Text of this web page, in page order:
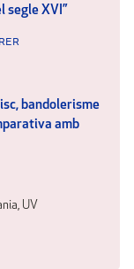
segle XVI”
bandolerisme
amb
UV